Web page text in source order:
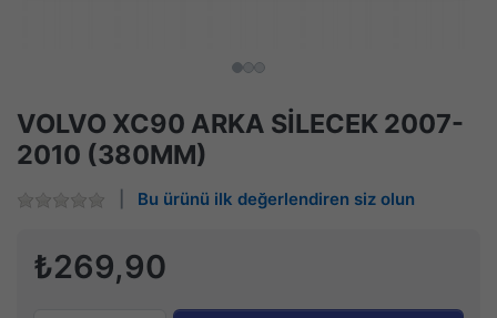
VOLVO XC90 ARKA SİLECEK 2007-
2010 (380MM)
Bu ürünü ilk değerlendiren siz olun
₺269,90